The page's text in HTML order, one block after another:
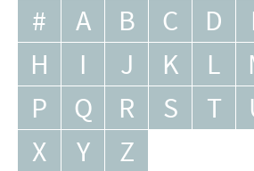
# A B C D
H
I J K L
P
Q R S T
X
Y Z